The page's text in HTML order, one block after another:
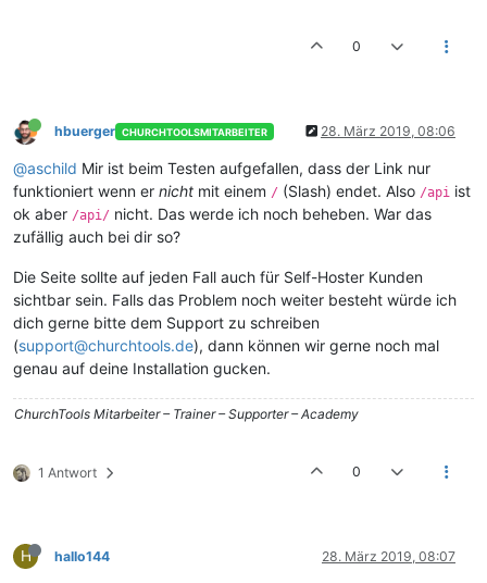
0
hbuerger CHURCHTOOLSMITARBEITER 28. März 2019, 08:06
@aschild Mir ist beim Testen aufgefallen, dass der Link nur
funktioniert wenn er nicht mit einem / (Slash) endet. Also /api ist
ok aber /api/ nicht. Das werde ich noch beheben. War das
zufällig auch bei dir so?
Die Seite sollte auf jeden Fall auch für Self-Hoster Kunden
sichtbar sein. Falls das Problem noch weiter besteht würde ich
dich gerne bitte dem Support zu schreiben
(support@churchtools.de), dann können wir gerne noch mal
genau auf deine Installation gucken.
ChurchTools Mitarbeiter – Trainer – Supporter – Academy
1 Antwort 0
H hallo144 28. März 2019, 08:07